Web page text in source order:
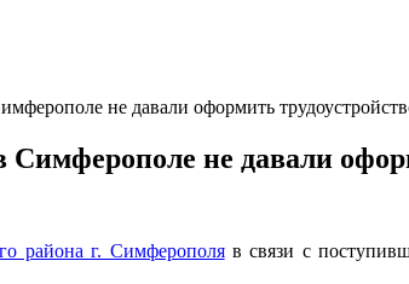
не давали оформить
не давали
района г. Симферополяв связи с